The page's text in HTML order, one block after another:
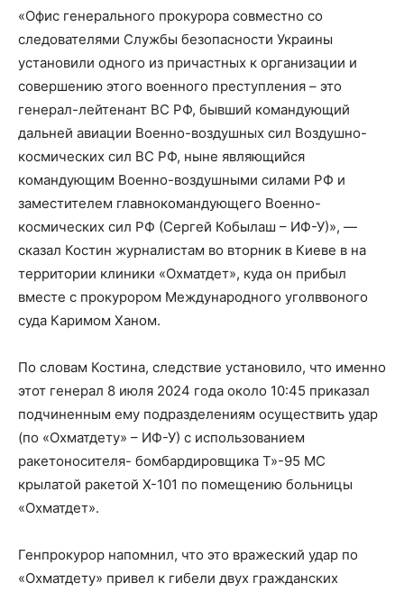
«Офис генерального прокурора совместно со
следователями Службы безопасности Украины
установили одного из причастных к организации и
совершению этого военного преступления – это
генерал-лейтенант ВС РФ, бывший командующий
дальней авиации Военно-воздушных сил Воздушно-
космических сил ВС РФ, ныне являющийся
командующим Военно-воздушными силами РФ и
заместителем главнокомандующего Военно-
космических сил РФ (Сергей Кобылаш – ИФ-У)», —
сказал Костин журналистам во вторник в Киеве в на
территории клиники «Охматдет», куда он прибыл
вместе с прокурором Международного уголввоного
суда Каримом Ханом.
По словам Костина, следствие установило, что именно
этот генерал 8 июля 2024 года около 10:45 приказал
подчиненным ему подразделениям осуществить удар
(по «Охматдету» – ИФ-У) с использованием
ракетоносителя- бомбардировщика Т»-95 МС
крылатой ракетой Х-101 по помещению больницы
«Охматдет».
Генпрокурор напомнил, что это вражеский удар по
«Охматдету» привел к гибели двух гражданских